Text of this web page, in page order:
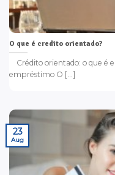
O que é credito orientado?
Crédito orientado: o que é
empréstimo O [...]
23
Aug